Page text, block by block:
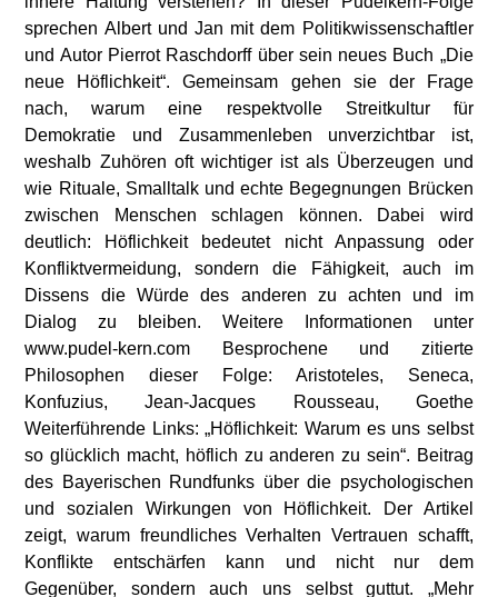
sprechen Albert und Jan mit dem Politikwissenschaftler
und Autor Pierrot Raschdorff über sein neues Buch „Die
neue Höflichkeit“. Gemeinsam gehen sie der Frage
nach, warum eine respektvolle Streitkultur für
Demokratie und Zusammenleben unverzichtbar ist,
weshalb Zuhören oft wichtiger ist als Überzeugen und
wie Rituale, Smalltalk und echte Begegnungen Brücken
zwischen Menschen schlagen können. Dabei wird
deutlich: Höflichkeit bedeutet nicht Anpassung oder
Konfliktvermeidung, sondern die Fähigkeit, auch im
Dissens die Würde des anderen zu achten und im
Dialog zu bleiben. Weitere Informationen unter
www.pudel-kern.com Besprochene und zitierte
Philosophen dieser Folge: Aristoteles, Seneca,
Konfuzius, Jean-Jacques Rousseau, Goethe
Weiterführende Links: „Höflichkeit: Warum es uns selbst
so glücklich macht, höflich zu anderen zu sein“. Beitrag
des Bayerischen Rundfunks über die psychologischen
und sozialen Wirkungen von Höflichkeit. Der Artikel
zeigt, warum freundliches Verhalten Vertrauen schafft,
Konflikte entschärfen kann und nicht nur dem
Gegenüber, sondern auch uns selbst guttut. „Mehr